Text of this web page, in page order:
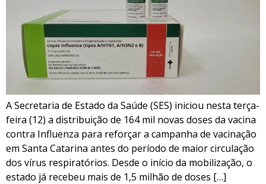
A Secretaria de Estado da Saúde (SES) iniciou nesta terça-
feira (12) a distribuição de 164 mil novas doses da vacina
contra Influenza para reforçar a campanha de vacinação
em Santa Catarina antes do período de maior circulação
dos vírus respiratórios. Desde o início da mobilização, o
estado já recebeu mais de 1,5 milhão de doses […]